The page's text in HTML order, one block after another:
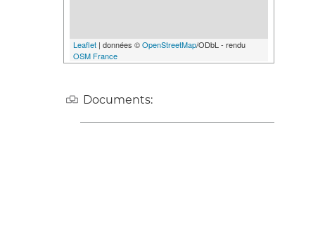
Leaflet | données ©OpenStreetMap/ODbL - rendu
OSM France
Documents: